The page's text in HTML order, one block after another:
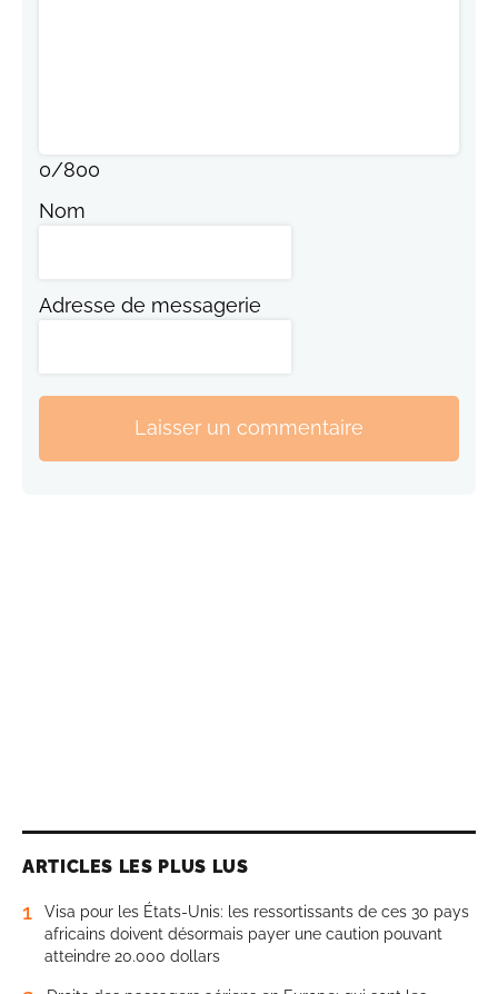
0/800
Nom
Adresse de messagerie
Laisser un commentaire
ARTICLES LES PLUS LUS
1
Visa pour les États-Unis: les ressortissants de ces 30 pays
africains doivent désormais payer une caution pouvant
atteindre 20.000 dollars